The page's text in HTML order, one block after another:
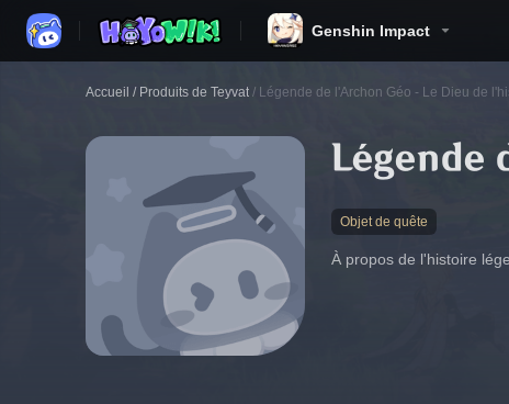
Genshin Impact
Accueil / Produits de Teyvat / Légende de l'Archon Géo - Le Dieu de
Légende
Objet de quête
À propos de l'histoire